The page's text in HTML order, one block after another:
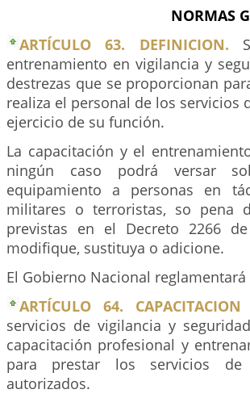
NORMAS
ARTÍCULO 63. DEFINICION.
entrenamiento en vigilancia y
destrezas que se proporcionan
realiza el personal de los servicios
ejercicio de su función.
La capacitación y el
ningún caso podrá versar
equipamiento a personas en
militares o terroristas, so pena
previstas en el Decreto 2266
modifique, sustituya o adicione.
El Gobierno Nacional
ARTÍCULO 64.
servicios de vigilancia y
capacitación profesional y
para prestar los servicios de
autorizados.